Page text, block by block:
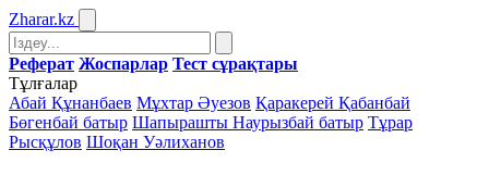
Zharar.kz
Реферат Жоспарлар Тест сұрақтары
Тұлғалар
Абай Құнанбаев Мұхтар Әуезов Қаракерей Қабанбай
Бөгенбай батыр Шапырашты Наурызбай батыр Тұрар
Рысқұлов Шоқан Уәлиханов